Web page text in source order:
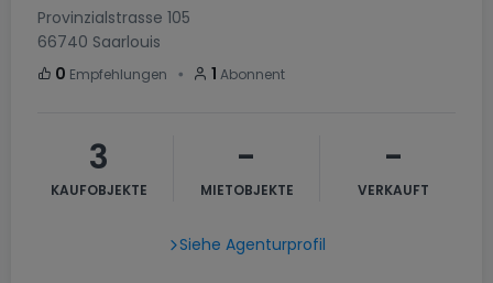
Provinzialstrasse 105
66740 Saarlouis
0 Empfehlungen ・ 1 Abonnent
3
KAUFOBJEKTE
-
MIETOBJEKTE
-
VERKAUFT
Siehe Agenturprofil